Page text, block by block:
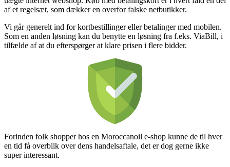
af et regelsæt, som dækker en overfor falske netbutikker.
Vi går generelt ind for kortbestillinger eller betalinger med mobilen.
Som en anden løsning kan du benytte en løsning fra f.eks. ViaBill, i
tilfælde af at du efterspørger at klare prisen i flere bidder.
Forinden folk shopper hos en Moroccanoil e-shop kunne de til hver
en tid få overblik over dens handelsaftale, det er dog gerne ikke
super interessant.